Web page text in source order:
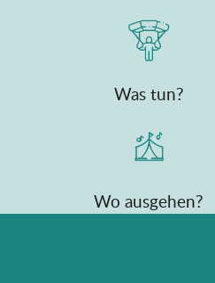
Was tun?
Wo ausgehen?